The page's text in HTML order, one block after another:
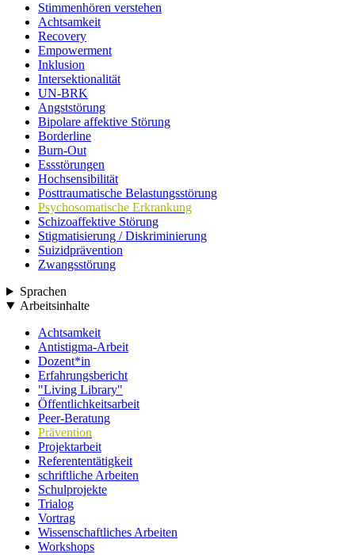
Stimmenhören verstehen
Achtsamkeit
Recovery
Empowerment
Inklusion
Intersektionalität
UN-BRK
Angststörung
Bipolare affektive Störung
Borderline
Burn-Out
Essstörungen
Hochsensibilität
Posttraumatische Belastungsstörung
Psychosomatische Erkrankung
Schizoaffektive Störung
Stigmatisierung / Diskriminierung
Suizidprävention
Zwangsstörung
Sprachen
Arbeitsinhalte
Achtsamkeit
Antistigma-Arbeit
Dozent*in
Erfahrungsbericht
"Living Library"
Öffentlichkeitsarbeit
Peer-Beratung
Prävention
Projektarbeit
Referententätigkeit
schriftliche Arbeiten
Schulprojekte
Trialog
Vortrag
Wissenschaftliches Arbeiten
Workshops